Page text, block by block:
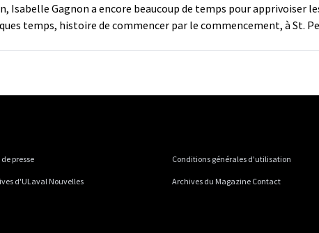
Gagnon a encore beaucoup de temps pour apprivoiser
temps, histoire de commencer par le commencement, à St.
presse Conditions générales d'utilisation
d'ULaval Nouvelles Archives du Magazine Contact